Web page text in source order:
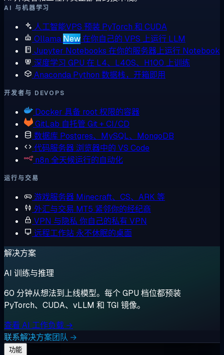
AI 与机器学习
人工智能VPS 预装 PyTorch 和 CUDA
Ollama New在你自己的 VPS 上运行 LLM
Jupyter Notebooks 在你的服务器上运行 Notebook
深度学习 GPU 在 L4、L40S、H100 上训练
Anaconda Python 数据栈，开箱即用
开发者与 DEVOPS
Docker 具备 root 权限的容器
GitLab 自托管 Git + CI/CD
数据库 Postgres、MySQL、MongoDB
代码服务器 浏览器中的 VS Code
n8n 全天候运行的自动化
运行与交易
游戏服务器 Minecraft、CS、ARK 等
外汇与交易 MT5 紧邻你的经纪商
VPN 与隐私 你自己的私有 VPN
远程工作站 永不休眠的桌面
解决方案
AI 训练与推理
60 分钟从想法到上线模型。每个 GPU 档位都预装
PyTorch、CUDA、vLLM 和 TGI 镜像。
查看 AI 工作负载 →
联系解决方案团队 →